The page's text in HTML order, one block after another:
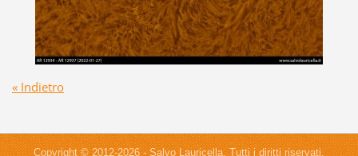
« Indietro
Copyright © 2012-2026 - Salvo Lauricella. Tutti i diritti riservati.